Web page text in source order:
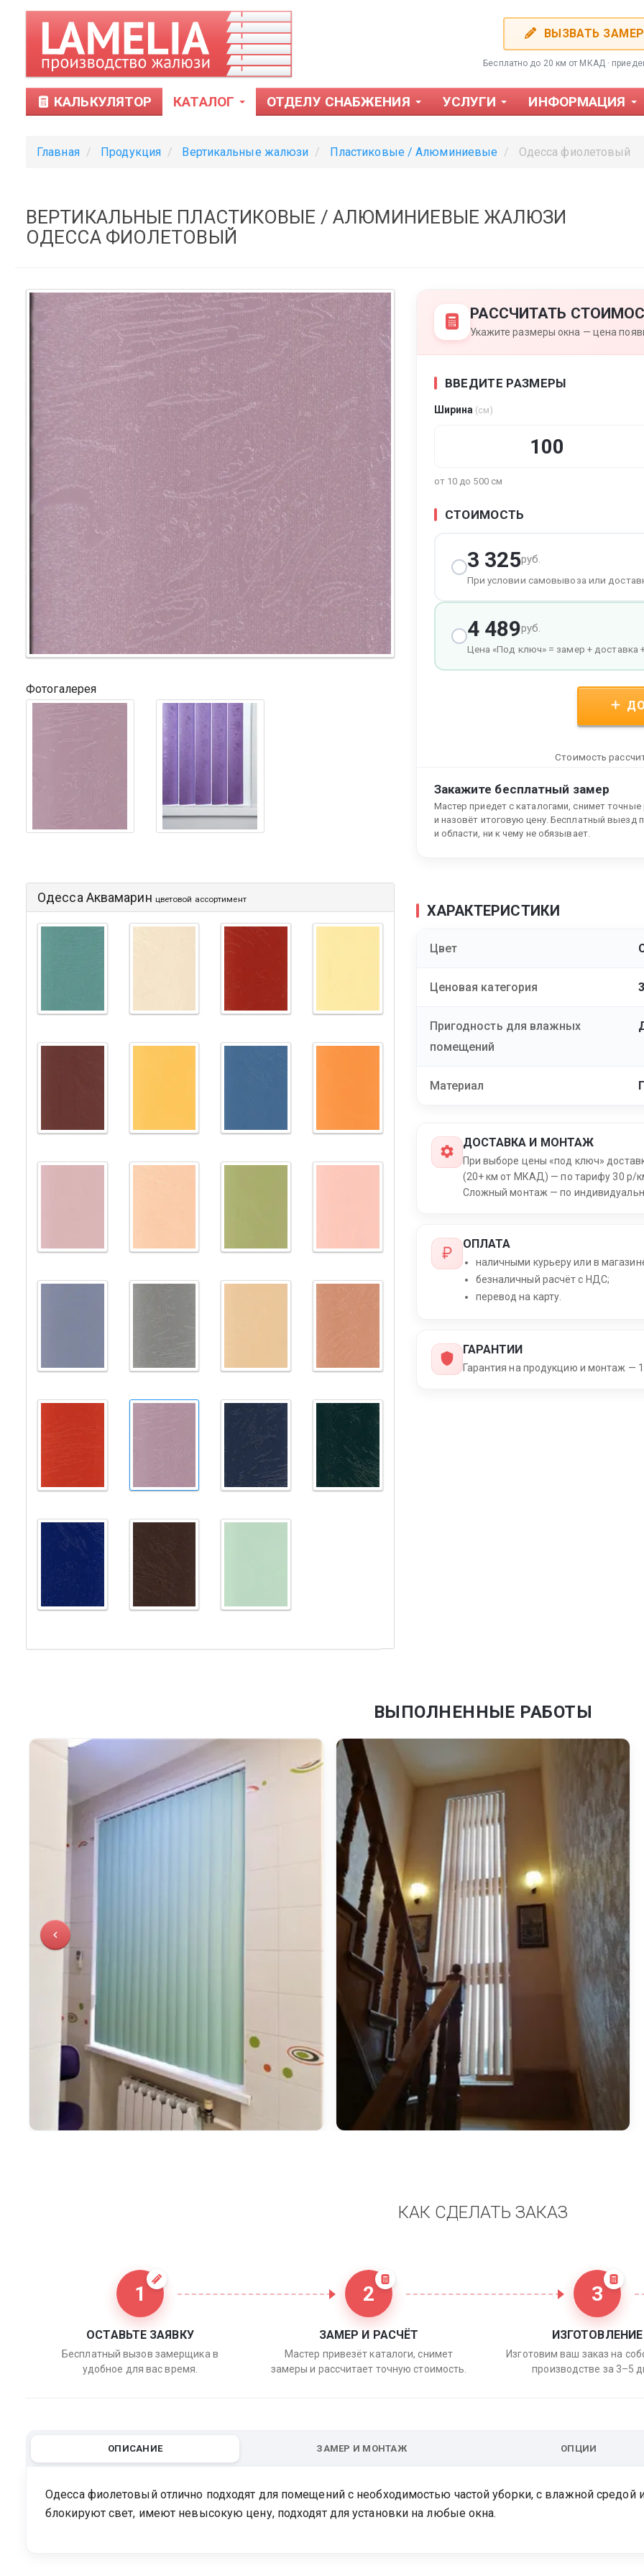
ВЫЗВАТЬ
Бесплатно до 20 км от МКАД ·
КАЛЬКУЛЯТОР КАТАЛОГ
Мультифактура
ОТДЕЛУ СНАБЖЕНИЯ УСЛУГИ ИНФОРМАЦИЯ
Главная Продукция Вертикальные жалюзи Пластиковые / Алюминиевые Одесса фиолетовый
ВЕРТИКАЛЬНЫЕ ПЛАСТИКОВЫЕ / АЛЮМИНИЕВЫЕ ЖАЛЮЗИ
ОДЕССА ФИОЛЕТОВЫЙ
Фотогалерея
Одесса Аквамарин цветовой ассортимент
РАССЧИТАТЬ
Укажите размеры окна — цена
ВВЕДИТЕ РАЗМЕРЫ
Ширина (см)
от 10 до 500 см
СТОИМОСТЬ
3 325руб.
При условии самовывоза или
4 489руб.
Цена «Под ключ» = замер + доставка
Стоимость
Закажите бесплатный замер
Мастер приедет с каталогами, снимет
и назовёт итоговую цену. Бесплатный выезд
и области, ни к чему не обязывает.
ХАРАКТЕРИСТИКИ
Цвет
Ценовая категория
Пригодность для влажных
помещений
Материал
ДОСТАВКА И МОНТАЖ
При выборе цены «под ключ»
(20+ км от МКАД) — по тарифу 30 р/
Сложный монтаж — по
ОПЛАТА
наличными курьеру или в
безналичный расчёт с НДС;
перевод на карту.
ГАРАНТИИ
Гарантия на продукцию и монтаж —
ВЫПОЛНЕННЫЕ РАБОТЫ
КАК СДЕЛАТЬ ЗАКАЗ
1
ОСТАВЬТЕ ЗАЯВКУ
Бесплатный вызов замерщика в
удобное для вас время.
2
ЗАМЕР И РАСЧЁТ
Мастер привезёт каталоги, снимет
замеры и рассчитает точную стоимость.
3
ИЗГОТОВЛЕНИЕ
Изготовим ваш заказ на
производстве за 3–5
ОПИСАНИЕ ЗАМЕР И МОНТАЖ ОПЦИИ
Одесса фиолетовый отлично подходят для помещений с необходимостью частой уборки, с влажной
блокируют свет, имеют невысокую цену, подходят для установки на любые окна.